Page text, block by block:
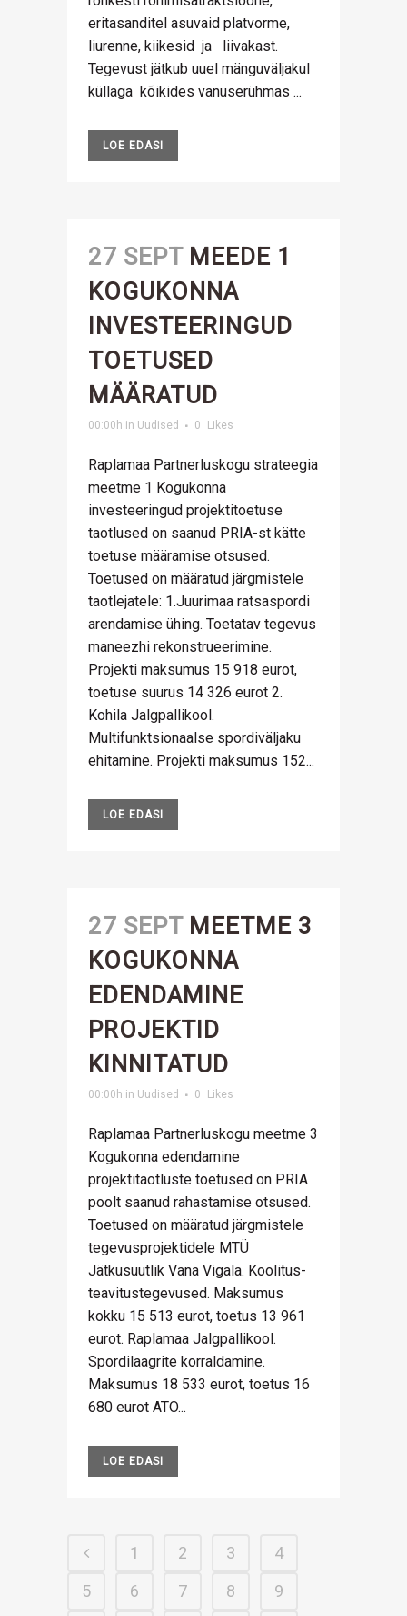
eritasanditel asuvaid platvorme,
liurenne, kiikesid ja liivakast.
Tegevust jätkub uuel mänguväljakul
küllaga kõikides vanuserühmas ...
LOE EDASI
27 SEPT MEEDE 1
KOGUKONNA
INVESTEERINGUD
TOETUSED
MÄÄRATUD
00:00h in Uudised 0 Likes
Raplamaa Partnerluskogu strateegia
meetme 1 Kogukonna
investeeringud projektitoetuse
taotlused on saanud PRIA-st kätte
toetuse määramise otsused.
Toetused on määratud järgmistele
taotlejatele: 1.Juurimaa ratsaspordi
arendamise ühing. Toetatav tegevus
maneezhi rekonstrueerimine.
Projekti maksumus 15 918 eurot,
toetuse suurus 14 326 eurot 2.
Kohila Jalgpallikool.
Multifunktsionaalse spordiväljaku
ehitamine. Projekti maksumus 152...
LOE EDASI
27 SEPT MEETME 3
KOGUKONNA
EDENDAMINE
PROJEKTID
KINNITATUD
00:00h in Uudised 0 Likes
Raplamaa Partnerluskogu meetme 3
Kogukonna edendamine
projektitaotluste toetused on PRIA
poolt saanud rahastamise otsused.
Toetused on määratud järgmistele
tegevusprojektidele MTÜ
Jätkusuutlik Vana Vigala. Koolitus-
teavitustegevused. Maksumus
kokku 15 513 eurot, toetus 13 961
eurot. Raplamaa Jalgpallikool.
Spordilaagrite korraldamine.
Maksumus 18 533 eurot, toetus 16
680 eurot ATO...
LOE EDASI
1 2 3
4
5
6 7 8
9